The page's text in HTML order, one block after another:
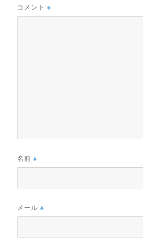
コメント※
名前※
メール※